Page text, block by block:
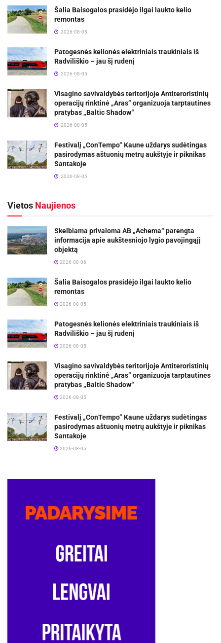
Šalia Baisogalos prasidėjo ilgai laukto kelio
remontas
2026-08-05
Patogesnės kelionės elektriniais traukiniais iš
Radviliškio – jau šį rudenį
2026-08-05
Visagino savivaldybės teritorijoje Antiteroristinių
operacijų rinktinė „Aras“ organizuoja tarptautines
pratybas „Baltic Shadow“
2026-08-05
Festivalį „ConTempo“ Kaune uždarys sudėtingas
pasirodymas aštuonių metrų aukštyje ir piknikas
Santakoje
2026-08-05
Vietos Naujienos
Skelbiama privaloma AB „Achema“ parengta
informacija apie aukštesniojo lygio pavojingąjį
objektą
2026-08-06
Šalia Baisogalos prasidėjo ilgai laukto kelio
remontas
2026-08-05
Patogesnės kelionės elektriniais traukiniais iš
Radviliškio – jau šį rudenį
2026-08-05
Visagino savivaldybės teritorijoje Antiteroristinių
operacijų rinktinė „Aras“ organizuoja tarptautines
pratybas „Baltic Shadow“
2026-08-05
Festivalį „ConTempo“ Kaune uždarys sudėtingas
pasirodymas aštuonių metrų aukštyje ir piknikas
Santakoje
2026-08-05